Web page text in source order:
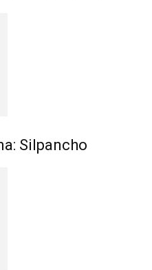
Silpancho